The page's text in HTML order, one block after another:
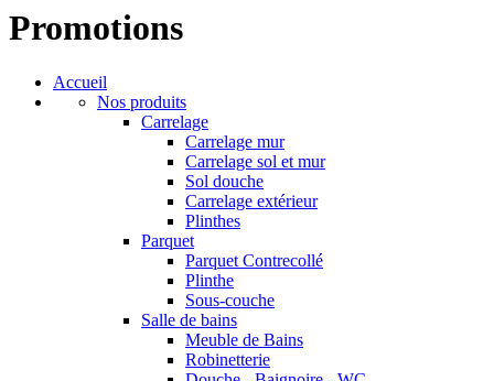
Promotions
Accueil
Nos produits
Carrelage
Carrelage mur
Carrelage sol et mur
Sol douche
Carrelage extérieur
Plinthes
Parquet
Parquet Contrecollé
Plinthe
Sous-couche
Salle de bains
Meuble de Bains
Robinetterie